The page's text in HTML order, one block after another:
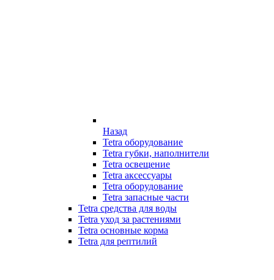
Назад
Tetra оборудование
Tetra губки, наполнители
Tetra освещение
Tetra аксессуары
Tetra оборудование
Tetra запасные части
Tetra средства для воды
Tetra уход за растениями
Tetra основные корма
Tetra для рептилий